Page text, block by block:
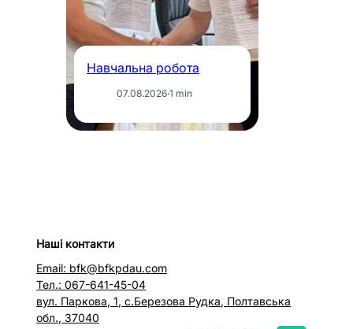
Навчальна робота
07.08.2026·1 min
Наші контакти
Email: bfk@bfkpdau.com
Тел.: 067-641-45-04
вул. Паркова, 1, с.Березова Рудка, Полтавська
обл., 37040